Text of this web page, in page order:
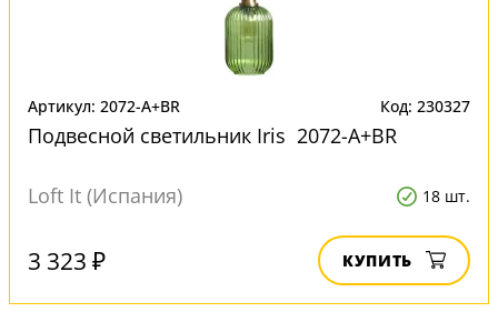
Артикул: 2072-A+BR Код: 230327
Подвесной светильник Iris 2072-A+BR
Loft It (Испания) 18 шт.
3 323 ₽ КУПИТЬ